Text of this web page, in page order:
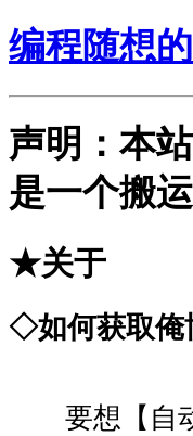
编程随想
声明：本
是一个搬运
★关于
◇如何获取俺
要想【自动